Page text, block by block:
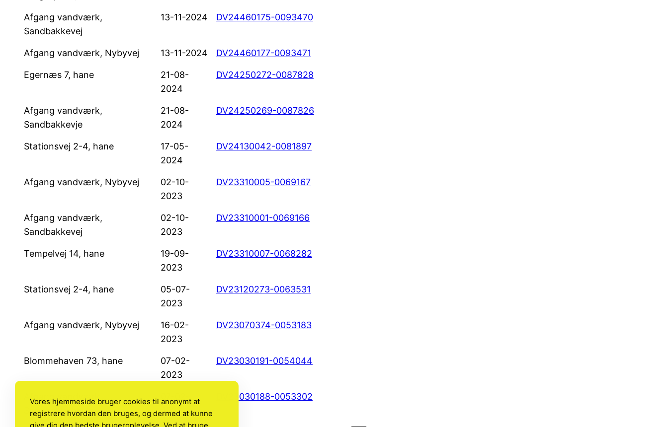
Afgang vandværk,
Sandbakkevej
13-11-2024 DV24460175-0093470
Afgang vandværk, Nybyvej 13-11-2024 DV24460177-0093471
Egernæs 7, hane
21-08-
2024
DV24250272-0087828
Afgang vandværk,
Sandbakkevje
21-08-
2024
DV24250269-0087826
Stationsvej 2-4, hane
17-05-
2024
DV24130042-0081897
Afgang vandværk, Nybyvej
02-10-
2023
DV23310005-0069167
Afgang vandværk,
Sandbakkevej
02-10-
2023
DV23310001-0069166
Tempelvej 14, hane
19-09-
2023
DV23310007-0068282
Stationsvej 2-4, hane
05-07-
2023
DV23120273-0063531
Afgang vandværk, Nybyvej
16-02-
2023
DV23070374-0053183
Blommehaven 73, hane
07-02-
2023
DV23030191-0054044
Afgang vandværk,
Sandbakkebej
07-02-
2023
DV23030188-0053302
Vores hjemmeside bruger cookies til anonymt at
registrere hvordan den bruges, og dermed at kunne